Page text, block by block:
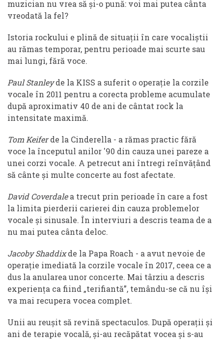
muzician nu vrea să și-o pună: voi mai putea cânta
vreodată la fel?
Istoria rockului e plină de situații în care vocaliștii
au rămas temporar, pentru perioade mai scurte sau
mai lungi, fără voce.
Paul Stanleyde la KISS a suferit o operație la corzile
vocale în 2011 pentru a corecta probleme acumulate
după aproximativ 40 de ani de cântat rock la
intensitate maximă.
Tom Keiferde la Cinderella - a rămas practic fără
voce la începutul anilor '90 din cauza unei pareze a
unei corzi vocale. A petrecut ani întregi reînvățând
să cânte și multe concerte au fost afectate.
David Coverdalea trecut prin perioade în care a fost
la limita pierderii carierei din cauza problemelor
vocale și sinusale. În interviuri a descris teama de a
nu mai putea cânta deloc.
Jacoby Shaddixde la Papa Roach - a avut nevoie de
operație imediată la corzile vocale în 2017, ceea ce a
dus la anularea unor concerte. Mai târziu a descris
experiența ca fiind „terifiantă”, temându-se că nu își
va mai recupera vocea complet.
Unii au reușit să revină spectaculos. După operații și
ani de terapie vocală, și-au recăpătat vocea și s-au